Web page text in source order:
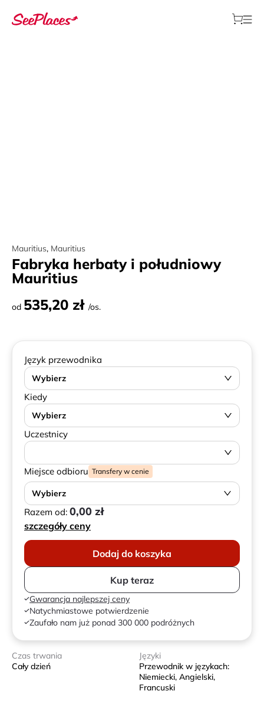
Mauritius, Mauritius
Fabryka herbaty i południowy
Mauritius
od 535,20 zł /os.
Język przewodnika
Wybierz
Kiedy
Wybierz
Uczestnicy
Miejsce odbioru Transfery w cenie
Wybierz
Razem od: 0,00 zł
szczegóły ceny
Dodaj do koszyka
Kup teraz
Gwarancja najlepszej ceny
Natychmiastowe potwierdzenie
Zaufało nam już ponad 300 000 podróżnych
Czas trwania
Cały dzień
Języki
Przewodnik w językach:
Niemiecki, Angielski,
Francuski